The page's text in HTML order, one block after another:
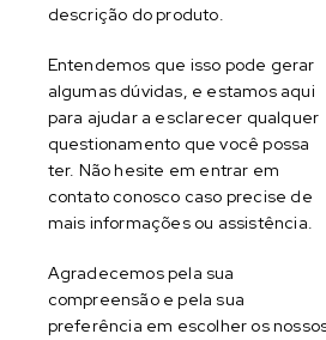
descrição do produto.
Entendemos que isso pode gerar
algumas dúvidas, e estamos aqui
para ajudar a esclarecer qualquer
questionamento que você possa
ter. Não hesite em entrar em
contato conosco caso precise de
mais informações ou assistência.
Agradecemos pela sua
compreensão e pela sua
preferência em escolher os